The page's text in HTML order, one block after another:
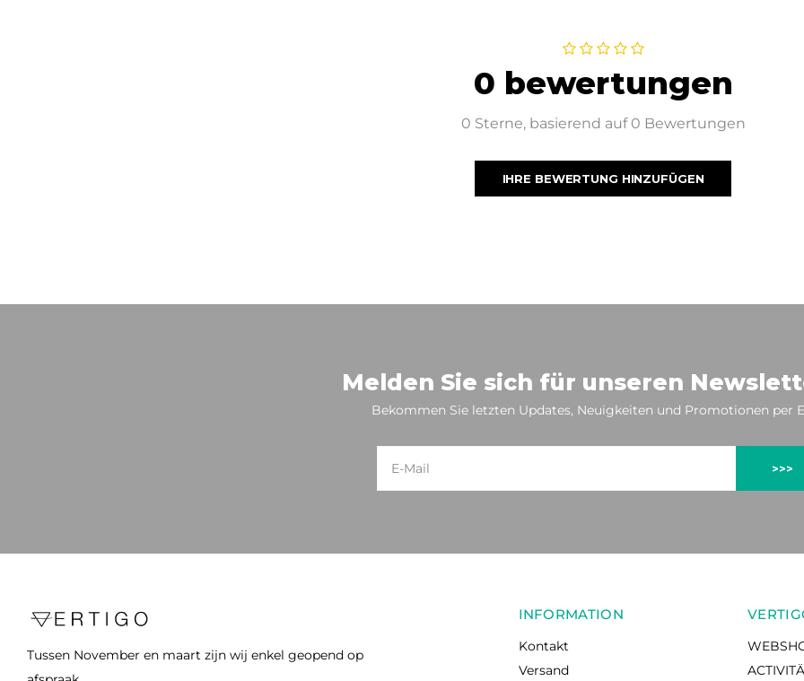
0 bewertungen
0 Sterne, basierend auf 0 Bewertungen
IHRE BEWERTUNG HINZUFÜGEN
Melden Sie sich für unseren
Bekommen Sie letzten Updates, Neuigkeiten und Promotionen per
>>>
Tussen November en maart zijn wij enkel geopend op
INFORMATION
Kontakt
Versand